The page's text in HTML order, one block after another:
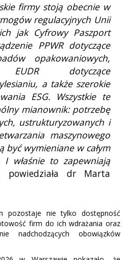
firmy stoją obecnie w
regulacyjnych Unii
jak Cyfrowy Paszport
PPWR dotyczące
opakowaniowych,
EUDR dotyczące
a także szerokie
ESG. Wszystkie te
mianownik: potrzebę
ustrukturyzowanych i
maszynowego
być wymieniane w całym
I właśnie to zapewniają
powiedziała dr Marta
pozostaje nie tylko dostępność
firm do ich wdrażania oraz
nadchodzących obowiązków